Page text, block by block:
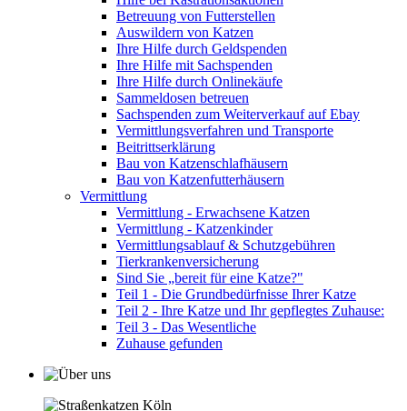
Betreuung von Futterstellen
Auswildern von Katzen
Ihre Hilfe durch Geldspenden
Ihre Hilfe mit Sachspenden
Ihre Hilfe durch Onlinekäufe
Sammeldosen betreuen
Sachspenden zum Weiterverkauf auf Ebay
Vermittlungsverfahren und Transporte
Beitrittserklärung
Bau von Katzenschlafhäusern
Bau von Katzenfutterhäusern
Vermittlung
Vermittlung - Erwachsene Katzen
Vermittlung - Katzenkinder
Vermittlungsablauf & Schutzgebühren
Tierkrankenversicherung
Sind Sie „bereit für eine Katze?"
Teil 1 - Die Grundbedürfnisse Ihrer Katze
Teil 2 - Ihre Katze und Ihr gepflegtes Zuhause:
Teil 3 - Das Wesentliche
Zuhause gefunden